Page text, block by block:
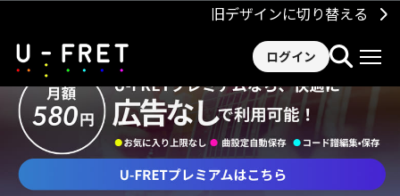
旧デザインに切り替える
ログイン